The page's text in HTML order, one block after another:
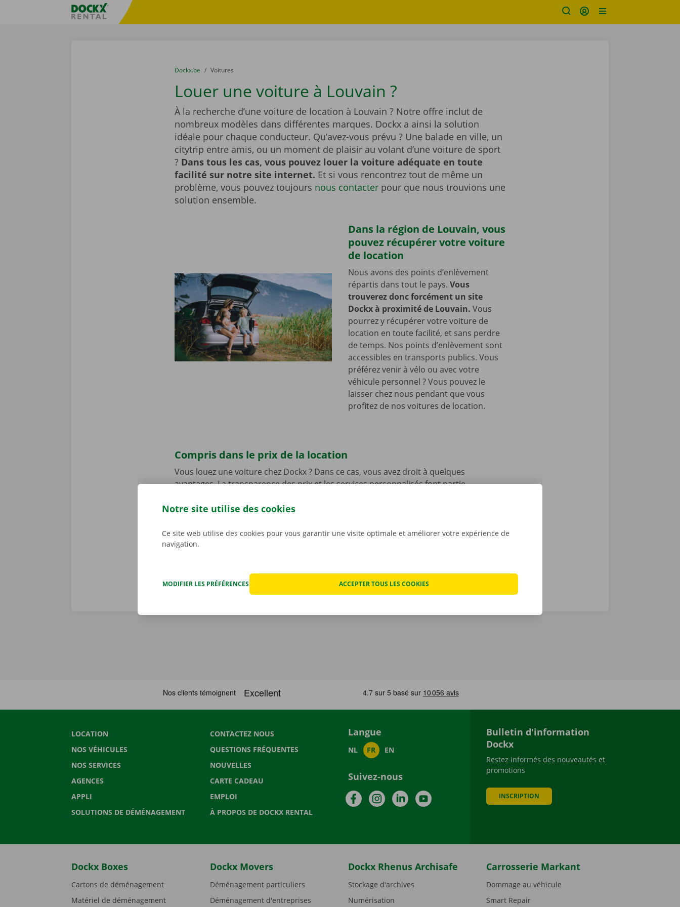
sitename
You are here:
du
Dockx.be to
Voitures
Louer une voiture à Louvain ?
À la recherche d’une voiture de location à Louvain ? Notre offre inclut de
nombreux modèles dans différentes marques. Dockx a ainsi la solution
idéale pour chaque conducteur. Qu’avez-vous prévu ? Une balade en ville, un
citytrip entre amis, ou un moment de plaisir au volant d’une voiture de sport
? Dans tous les cas, vous pouvez louer la voiture adéquate en toute
facilité sur notre site internet. Et si vous rencontrez tout de même un
problème, vous pouvez toujours nous contacterpour que nous trouvions une
solution ensemble.
Dans la région de Louvain, vous
pouvez récupérer votre voiture
de location
Nous avons des points d’enlèvement
répartis dans tout le pays. Vous
trouverez donc forcément un site
Dockx à proximité de Louvain. Vous
pourrez y récupérer votre voiture de
location en toute facilité, et sans perdre
de temps. Nos points d’enlèvement sont
accessibles en transports publics. Vous
préférez venir à vélo ou avec votre
véhicule personnel ? Vous pouvez le
laisser chez nous pendant que vous
profitez de nos voitures de location.
Compris dans le prix de la location
Vous louez une voiture chez Dockx ? Dans ce cas, vous avez droit à quelques
avantages. La transparence des prix et les services personnalisés font partie
de dépannage disponible 24 h/24 et 7 j/7 dans l’ensemble de l’Europe en cas de
toute tranquillité d’esprit.
LOCATION
NOS VÉHICULES
NOS SERVICES
AGENCES
APPLI
SOLUTIONS DE DÉMÉNAGEMENT
CONTACTEZ NOUS
QUESTIONS FRÉQUENTES
NOUVELLES
CARTE CADEAU
EMPLOI
À PROPOS DE DOCKX RENTAL
Langue
NL FR EN
Suivez-nous
FacebookInstagramLinkedInYouTube
Bulletin d'information
Dockx
Restez informés des nouveautés et
promotions
INSCRIPTION
Dockx Boxes
Cartons de déménagement
Matériel de déménagement
Dockx Movers
Déménagement particuliers
Déménagement d'entreprises
Dockx Rhenus Archisafe
Stockage d'archives
Numérisation
Carrosserie Markant
Dommage au véhicule
Smart Repair
Notre site utilise des cookies
Ce site web utilise des cookies pour vous garantir une visite optimale et améliorer votre expérience de
navigation.
MODIFIER LES PRÉFÉRENCES ACCEPTER TOUS LES COOKIES